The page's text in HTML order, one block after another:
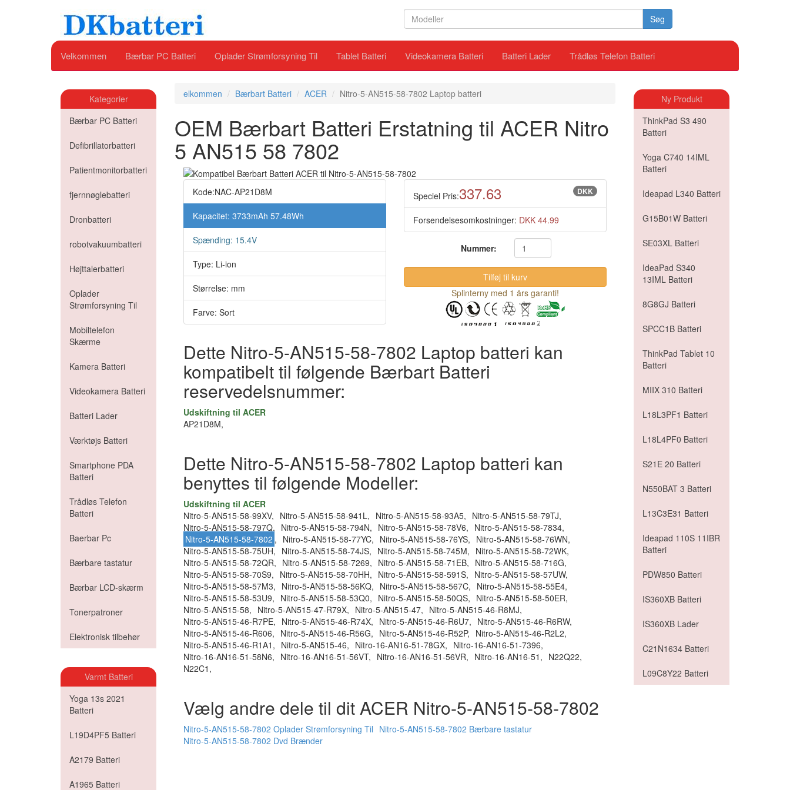
Søg
Velkommen Bærbar PC Batteri Oplader Strømforsyning Til Tablet Batteri Videokamera Batteri Batteri Lader Trådløs Telefon Batteri
Kategorier
Bærbar PC Batteri
Defibrillatorbatteri
Patientmonitorbatteri
fjernnøglebatteri
Dronbatteri
robotvakuumbatteri
Højttalerbatteri
Oplader
Strømforsyning Til
Mobiltelefon
Skærme
Kamera Batteri
Videokamera Batteri
Batteri Lader
Værktøjs Batteri
Smartphone PDA
Batteri
Trådløs Telefon
Batteri
Baerbar Pc
Bærbare tastatur
Bærbar LCD-skærm
Tonerpatroner
Elektronisk tilbehør
Varmt Batteri
Yoga 13s 2021
Batteri
L19D4PF5 Batteri
A2179 Batteri
A1965 Batteri
elkommen Bærbart Batteri ACER Nitro-5-AN515-58-7802 Laptop batteri
OEM Bærbart Batteri Erstatning til ACER Nitro
5 AN515 58 7802
Kode:NAC-AP21D8M
Kapacitet: 3733mAh 57.48Wh
Spænding: 15.4V
Type: Li-ion
Størrelse: mm
Farve: Sort
Speciel Pris:337.63 DKK
Forsendelsesomkostninger: DKK 44.99
Nummer:
Splinterny med 1 års garanti!
Dette Nitro-5-AN515-58-7802 Laptop batteri kan
kompatibelt til følgende Bærbart Batteri
reservedelsnummer:
Udskiftning til ACER
AP21D8M,
Dette Nitro-5-AN515-58-7802 Laptop batteri kan
benyttes til følgende Modeller:
Udskiftning til ACER
Nitro-5-AN515-58-99XV, Nitro-5-AN515-58-941L, Nitro-5-AN515-58-93A5, Nitro-5-AN515-58-79TJ,
Nitro-5-AN515-58-797Q, Nitro-5-AN515-58-794N, Nitro-5-AN515-58-78V6, Nitro-5-AN515-58-7834,
Nitro-5-AN515-58-7802 , Nitro-5-AN515-58-77YC, Nitro-5-AN515-58-76YS, Nitro-5-AN515-58-76WN,
Nitro-5-AN515-58-75UH, Nitro-5-AN515-58-74JS, Nitro-5-AN515-58-745M, Nitro-5-AN515-58-72WK,
Nitro-5-AN515-58-72QR, Nitro-5-AN515-58-7269, Nitro-5-AN515-58-71EB, Nitro-5-AN515-58-716G,
Nitro-5-AN515-58-70S9, Nitro-5-AN515-58-70HH, Nitro-5-AN515-58-591S, Nitro-5-AN515-58-57UW,
Nitro-5-AN515-58-57M3, Nitro-5-AN515-58-56KQ, Nitro-5-AN515-58-567C, Nitro-5-AN515-58-55E4,
Nitro-5-AN515-58-53U9, Nitro-5-AN515-58-53Q0, Nitro-5-AN515-58-50QS, Nitro-5-AN515-58-50ER,
Nitro-5-AN515-58, Nitro-5-AN515-47-R79X, Nitro-5-AN515-47, Nitro-5-AN515-46-R8MJ,
Nitro-5-AN515-46-R7PE, Nitro-5-AN515-46-R74X, Nitro-5-AN515-46-R6U7, Nitro-5-AN515-46-R6RW,
Nitro-5-AN515-46-R606, Nitro-5-AN515-46-R56G, Nitro-5-AN515-46-R52P, Nitro-5-AN515-46-R2L2,
Nitro-5-AN515-46-R1A1, Nitro-5-AN515-46, Nitro-16-AN16-51-78GX, Nitro-16-AN16-51-7396,
Nitro-16-AN16-51-58N6, Nitro-16-AN16-51-56VT, Nitro-16-AN16-51-56VR, Nitro-16-AN16-51, N22Q22,
N22C1,
Vælg andre dele til dit ACER Nitro-5-AN515-58-7802
Nitro-5-AN515-58-7802 Oplader Strømforsyning Til Nitro-5-AN515-58-7802 Bærbare tastatur
Nitro-5-AN515-58-7802 Dvd Brænder
Ny Produkt
ThinkPad S3 490
Batteri
Yoga C740 14IML
Batteri
Ideapad L340 Batteri
G15B01W Batteri
SE03XL Batteri
IdeaPad S340
13IML Batteri
8G8GJ Batteri
SPCC1B Batteri
ThinkPad Tablet 10
Batteri
MIIX 310 Batteri
L18L3PF1 Batteri
L18L4PF0 Batteri
S21E 20 Batteri
N550BAT 3 Batteri
L13C3E31 Batteri
Ideapad 110S 11IBR
Batteri
PDW850 Batteri
IS360XB Batteri
IS360XB Lader
C21N1634 Batteri
L09C8Y22 Batteri